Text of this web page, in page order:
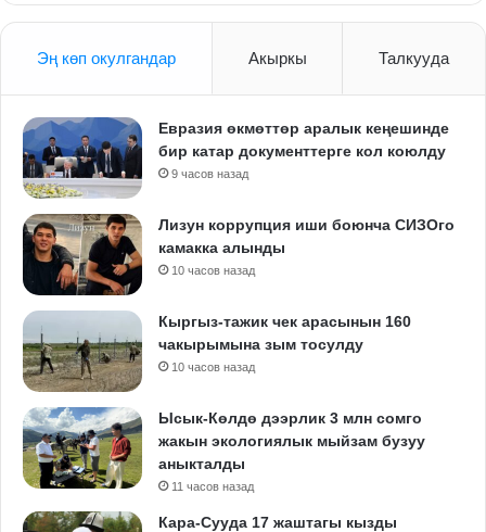
Эң көп окулгандар Акыркы Талкууда
Евразия өкмөттөр аралык кеңешинде
бир катар документтерге кол коюлду
9 часов назад
Лизун коррупция иши боюнча СИЗОго
камакка алынды
10 часов назад
Кыргыз-тажик чек арасынын 160
чакырымына зым тосулду
10 часов назад
Ысык-Көлдө дээрлик 3 млн сомго
жакын экологиялык мыйзам бузуу
аныкталды
11 часов назад
Кара-Сууда 17 жаштагы кызды